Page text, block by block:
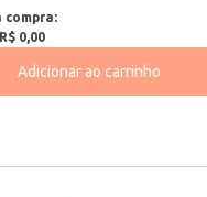
compra:
R$ 0,00
Adicionar ao carrinho